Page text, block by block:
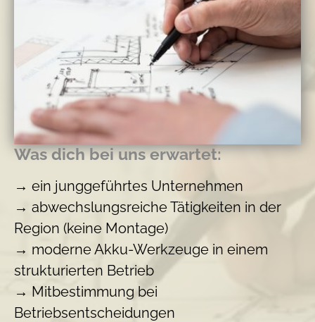
Was dich bei uns erwartet:
→ ein junggeführtes Unternehmen
→ abwechslungsreiche Tätigkeiten in der
Region (keine Montage)
→ moderne Akku-Werkzeuge in einem
strukturierten Betrieb
→ Mitbestimmung bei
Betriebsentscheidungen